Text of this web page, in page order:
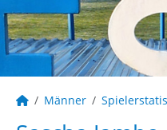
Männer